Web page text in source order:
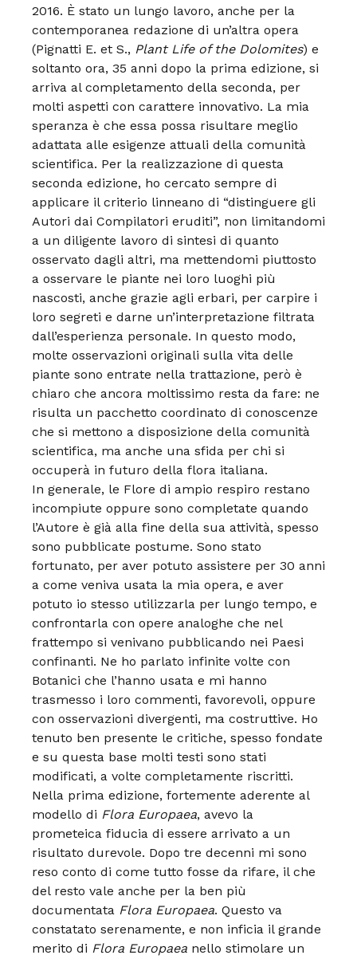
2016. È stato un lungo lavoro, anche per la
contemporanea redazione di un’altra opera
(Pignatti E. et S., Plant Life of the Dolomites) e
soltanto ora, 35 anni dopo la prima edizione, si
arriva al completamento della seconda, per
molti aspetti con carattere innovativo. La mia
speranza è che essa possa risultare meglio
adattata alle esigenze attuali della comunità
scientifica. Per la realizzazione di questa
seconda edizione, ho cercato sempre di
applicare il criterio linneano di “distinguere gli
Autori dai Compilatori eruditi”, non limitandomi
a un diligente lavoro di sintesi di quanto
osservato dagli altri, ma mettendomi piuttosto
a osservare le piante nei loro luoghi più
nascosti, anche grazie agli erbari, per carpire i
loro segreti e darne un’interpretazione filtrata
dall’esperienza personale. In questo modo,
molte osservazioni originali sulla vita delle
piante sono entrate nella trattazione, però è
chiaro che ancora moltissimo resta da fare: ne
risulta un pacchetto coordinato di conoscenze
che si mettono a disposizione della comunità
scientifica, ma anche una sfida per chi si
occuperà in futuro della flora italiana.
In generale, le Flore di ampio respiro restano
incompiute oppure sono completate quando
l’Autore è già alla fine della sua attività, spesso
sono pubblicate postume. Sono stato
fortunato, per aver potuto assistere per 30 anni
a come veniva usata la mia opera, e aver
potuto io stesso utilizzarla per lungo tempo, e
confrontarla con opere analoghe che nel
frattempo si venivano pubblicando nei Paesi
confinanti. Ne ho parlato infinite volte con
Botanici che l’hanno usata e mi hanno
trasmesso i loro commenti, favorevoli, oppure
con osservazioni divergenti, ma costruttive. Ho
tenuto ben presente le critiche, spesso fondate
e su questa base molti testi sono stati
modificati, a volte completamente riscritti.
Nella prima edizione, fortemente aderente al
modello di Flora Europaea, avevo la
prometeica fiducia di essere arrivato a un
risultato durevole. Dopo tre decenni mi sono
reso conto di come tutto fosse da rifare, il che
del resto vale anche per la ben più
documentata Flora Europaea. Questo va
constatato serenamente, e non inficia il grande
merito di Flora Europaea nello stimolare un